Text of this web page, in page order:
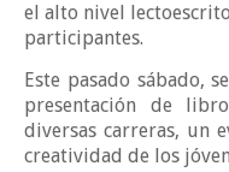
el alto nivel
participantes.
Este pasado sábado,
presentación de
diversas carreras, un
creatividad de los